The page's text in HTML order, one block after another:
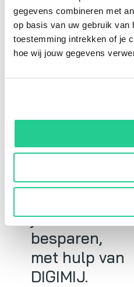
gegevens combineren met
op basis van uw gebruik
toestemming intrekken of je
hoe wij jouw gegevens
simpele tips
en kritische
vragen krijg je
grip op de
Microsoft-
binnen jouw
ongewenste
je flink
besparen,
met hulp van
DIGIMIJ.